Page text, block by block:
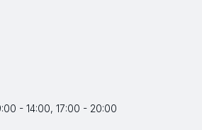
- 14:00, 17:00 - 20:00